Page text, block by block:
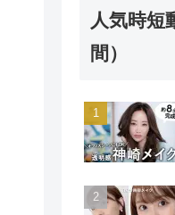
人気時短
間）